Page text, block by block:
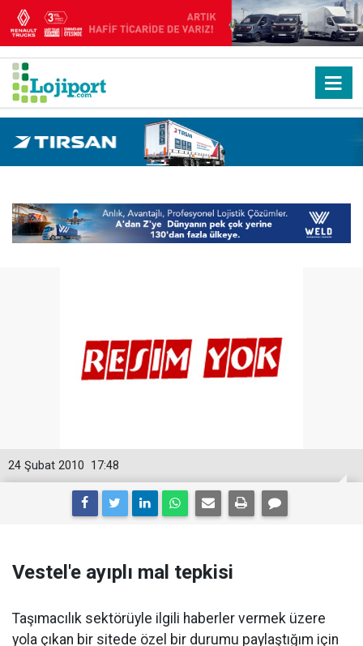
17:48
24 Şubat 2010
Vestel'e ayıplı mal tepkisi
Taşımacılık sektörüyle ilgili haberler vermek üzere
yola çıkan bir sitede özel bir durumu paylaştığım için